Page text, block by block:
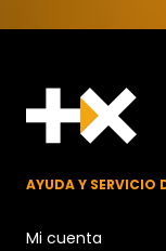
AYUDA Y SERVICIO
Mi cuenta